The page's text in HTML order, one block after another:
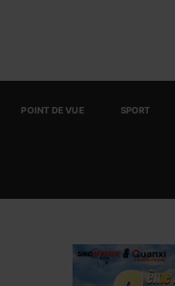
POINT DE VUE SPORT